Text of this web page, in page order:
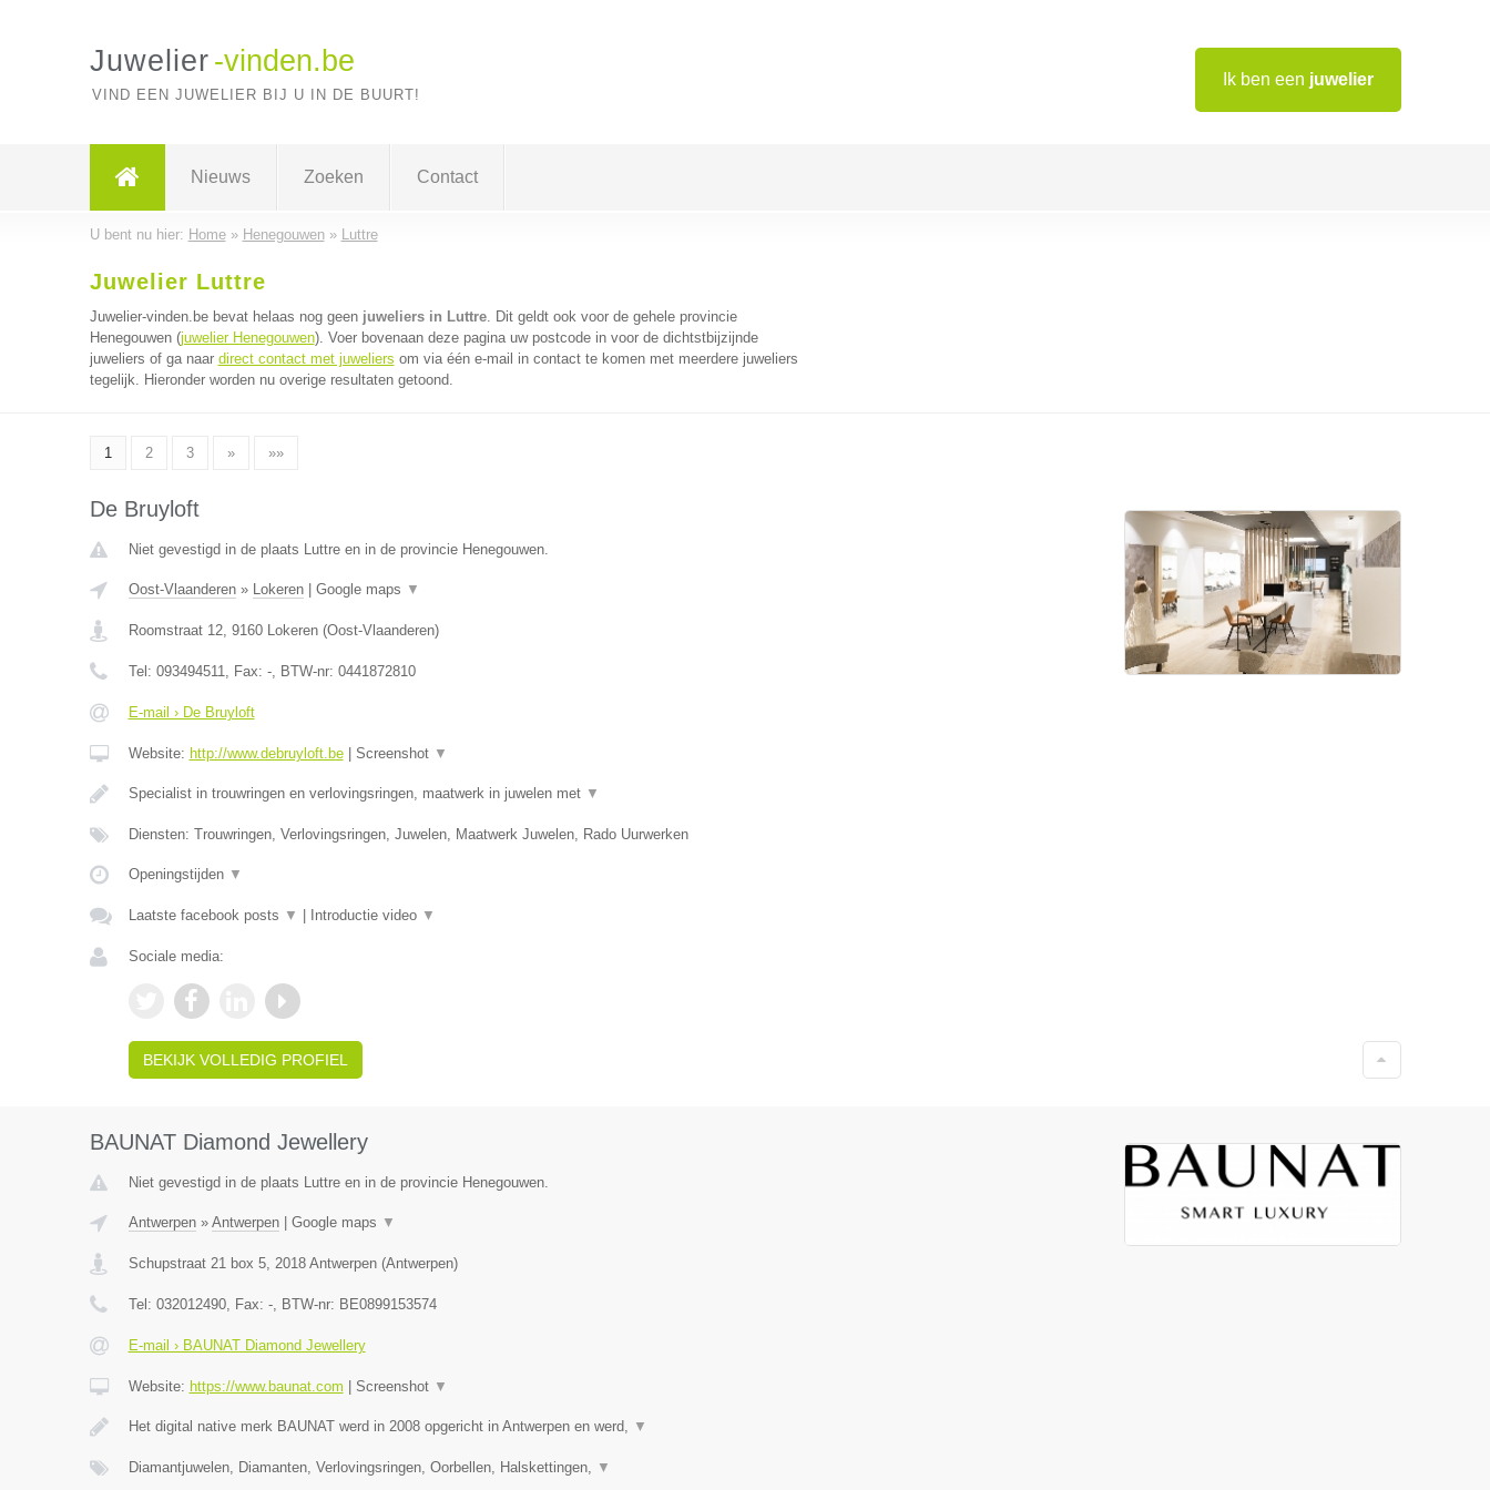
Ik ben een juwelier
Juwelier -vinden.be
VIND EEN JUWELIER BIJ U IN DE BUURT!
Nieuws Zoeken Contact
U bent nu hier: Home» Henegouwen» Luttre
Juwelier Luttre
Juwelier-vinden.be bevat helaas nog geen juweliers in Luttre. Dit geldt ook voor de gehele provincie
Henegouwen (juwelier Henegouwen). Voer bovenaan deze pagina uw postcode in voor de dichtstbijzijnde
juweliers of ga naar direct contact met juweliers om via één e-mail in contact te komen met meerdere juweliers
tegelijk. Hieronder worden nu overige resultaten getoond.
1 2 3 » »»
De Bruyloft
Niet gevestigd in de plaats Luttre en in de provincie Henegouwen.
Oost-Vlaanderen» Lokeren| Google maps ▼
Roomstraat 12, 9160 Lokeren(Oost-Vlaanderen)
Tel: 093494511, Fax: -, BTW-nr: 0441872810
E-mail › De Bruyloft
Website: http://www.debruyloft.be| Screenshot ▼
Specialist in trouwringen en verlovingsringen, maatwerk in juwelen met ▼
Diensten: Trouwringen, Verlovingsringen, Juwelen, Maatwerk Juwelen, Rado Uurwerken
Openingstijden ▼
Laatste facebook posts ▼ Introductie video ▼
Sociale media:
BEKIJK VOLLEDIG PROFIEL
BAUNAT Diamond Jewellery
Niet gevestigd in de plaats Luttre en in de provincie Henegouwen.
Antwerpen» Antwerpen| Google maps ▼
Schupstraat 21 box 5, 2018 Antwerpen(Antwerpen)
Tel: 032012490, Fax: -, BTW-nr: BE0899153574
E-mail › BAUNAT Diamond Jewellery
Website: https://www.baunat.com Screenshot ▼
Het digital native merk BAUNAT werd in 2008 opgericht in Antwerpen en werd, ▼
Diamantjuwelen, Diamanten, Verlovingsringen, Oorbellen, Halskettingen, ▼